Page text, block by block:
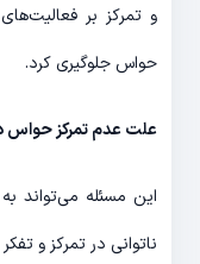
و تمرکز بر
حواس جلوگیری کرد.
علت عدم تمرکز حواس
این مسئله می‌تواند
ناتوانی در تمرکز و